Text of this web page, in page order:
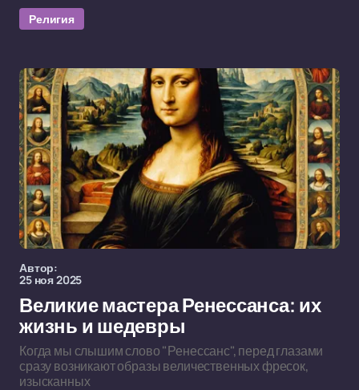
Религия
Автор:
25 ноя 2025
Великие мастера Ренессанса: их
жизнь и шедевры
Когда мы слышим слово "Ренессанс", перед глазами
сразу возникают образы величественных фресок,
изысканных